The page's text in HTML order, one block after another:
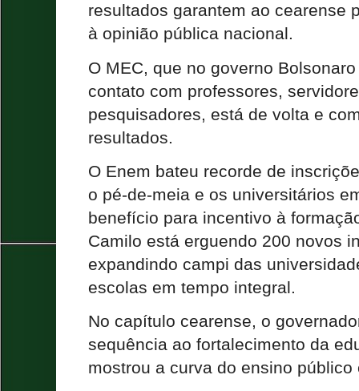
resultados garantem ao cearense
à opinião pública nacional.
O MEC, que no governo
contato com professores,
pesquisadores, está de volta e
resultados.
O Enem bateu recorde de
o pé-de-meia e os universitários
benefício para incentivo à
Camilo está erguendo 200 novos
expandindo campi das
escolas em tempo integral.
No capítulo cearense, o
sequência ao fortalecimento da
mostrou a curva do ensino